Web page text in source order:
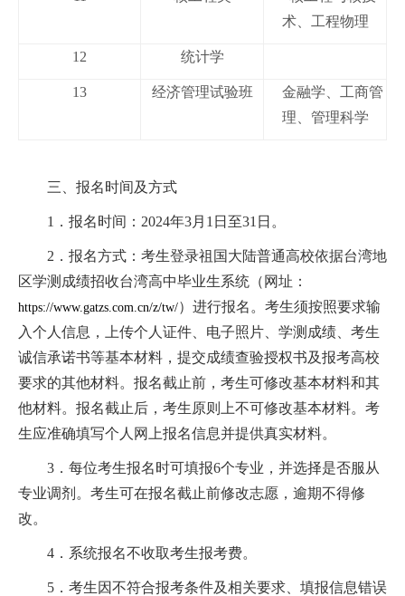
术、工程物理
12 统计学
13 经济管理试验班
金融学、工商管
理、管理科学
三、报名时间及方式
1 ．报名时间： 2024年3月 1 日至31 日。
2 ．报名方式：考生登录祖国大陆普通高校依据台湾地
区学测成绩招收台湾高中毕业生系统（网址：
https://www.gatzs.com.cn/z/tw/）进行报名。考生须按照要求输
入个人信息，上传个人证件、电子照片、学测成绩、考生
诚信承诺书等基本材料，提交成绩查验授权书及报考高校
要求的其他材料。报名截止前，考生可修改基本材料和其
他材料。报名截止后，考生原则上不可修改基本材料。考
生应准确填写个人网上报名信息并提供真实材料。
3 ．每位考生报名时可填报6个专业，并选择是否服从
专业调剂。考生可在报名截止前修改志愿，逾期不得修
改。
4 ．系统报名不收取考生报考费。
5 ．考生因不符合报考条件及相关要求、填报信息错误